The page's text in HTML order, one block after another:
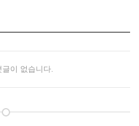
이 없습니다.